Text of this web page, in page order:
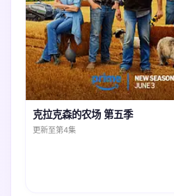
克拉克森的农场 第五季
更新至第4集